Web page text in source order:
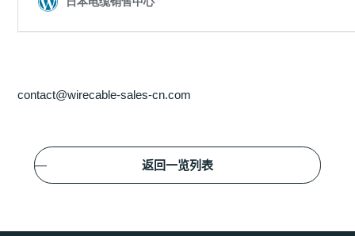
contact@wirecable-sales-cn.com
返回一览列表